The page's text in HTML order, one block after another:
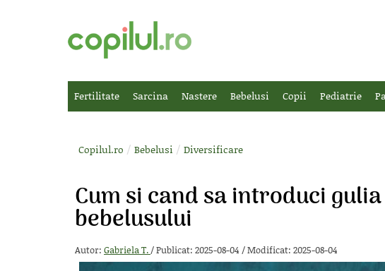
Fertilitate Sarcina Nastere Bebelusi Copii Pediatrie
Copilul.ro / Bebelusi / Diversificare
Cum si cand sa introduci
bebelusului
Autor: Gabriela T./Publicat: 2025-08-04 /Modificat: 2025-08-04